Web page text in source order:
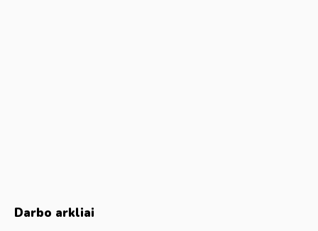
Darbo arkliai